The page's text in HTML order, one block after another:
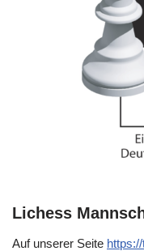
Lichess
Auf unserer Seite